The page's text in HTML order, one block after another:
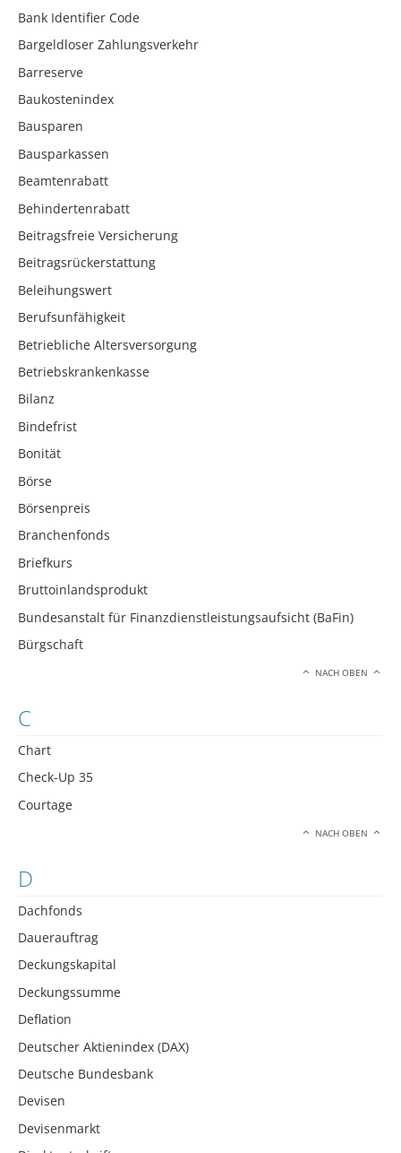
Bank Identifier Code
Bargeldloser Zahlungsverkehr
Barreserve
Baukostenindex
Bausparen
Bausparkassen
Beamtenrabatt
Behindertenrabatt
Beitragsfreie Versicherung
Beitragsrückerstattung
Beleihungswert
Berufsunfähigkeit
Betriebliche Altersversorgung
Betriebskrankenkasse
Bilanz
Bindefrist
Bonität
Börse
Börsenpreis
Branchenfonds
Briefkurs
Bruttoinlandsprodukt
Bundesanstalt für Finanzdienstleistungsaufsicht (BaFin)
Bürgschaft
NACH OBEN
C
Chart
Check-Up 35
Courtage
NACH OBEN
D
Dachfonds
Dauerauftrag
Deckungskapital
Deckungssumme
Deflation
Deutscher Aktienindex (DAX)
Deutsche Bundesbank
Devisen
Devisenmarkt